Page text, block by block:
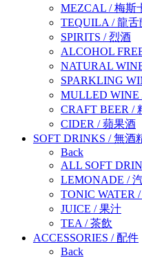
MEZCAL /梅斯
TEQUILA /龍舌
SPIRITS /烈酒
ALCOHOL
NATURAL
SPARKLING
MULLED WINE
CRAFT BEER /
CIDER /蘋果酒
SOFT DRINKS /無酒
Back
ALL SOFT
LEMONADE /
TONIC WATER /
JUICE /果汁
TEA /茶飲
ACCESSORIES /配件
Back